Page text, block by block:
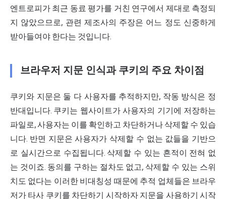
엔트로피가 최근 동료 평가를 거친 연구에서 제대로 측정되
지 않았으므로, 관련 제조사의 주장은 어느 정도 신중하게
받아들여야 한다는 것입니다.
브라우저 지문 인식과 쿠키의 주요 차이점
쿠키와 지문은 둘 다 사용자를 추적하지만, 작동 방식은 정
반대입니다. 쿠키는 웹사이트가 사용자의 기기에 저장하는
파일로, 사용자는 이를 확인하고 차단하거나 삭제할 수 있습
니다. 반면 지문은 사용자가 삭제할 수 없는 값들을 기반으
로 실시간으로 수집됩니다. 삭제할 수 있는 흔적이 전혀 없
는 것이죠. 동의를 구하는 절차도 없고, 삭제할 수 있는 스위
치도 없다는 이러한 비대칭성 때문에 추적 업체들은 브라우
저가 타사 쿠키를 차단하기 시작하자 지문을 사용하기 시작